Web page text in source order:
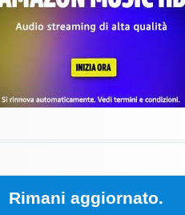
Rimani aggiornato.